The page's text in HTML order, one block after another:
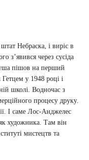
Небраска, і виріс в
зʼявився через сусіда
пішов на перший
у 1948 році і
школі. Водночас з
процесу друку.
І саме Лос-Анджелес
художника. Там він
мистецтв та